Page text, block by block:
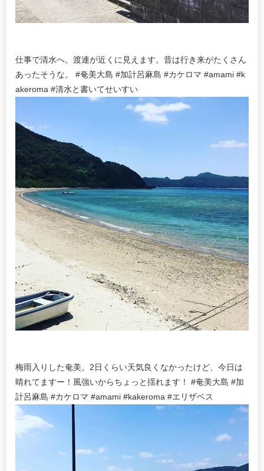
仕事で清水へ。渡連が近くに見えます。昔は行き来がたくさん
あったそうな。 #奄美大島 #加計呂麻島 #カケロマ #amami #k
akeroma #清水と書いてせいすい
梅雨入りした奄美。2日くらい天気良くなかったけど、今日は
晴れてますー！風強いからちょっと揺れます！ #奄美大島 #加
計呂麻島 #カケロマ #amami #kakeroma #エリザベス